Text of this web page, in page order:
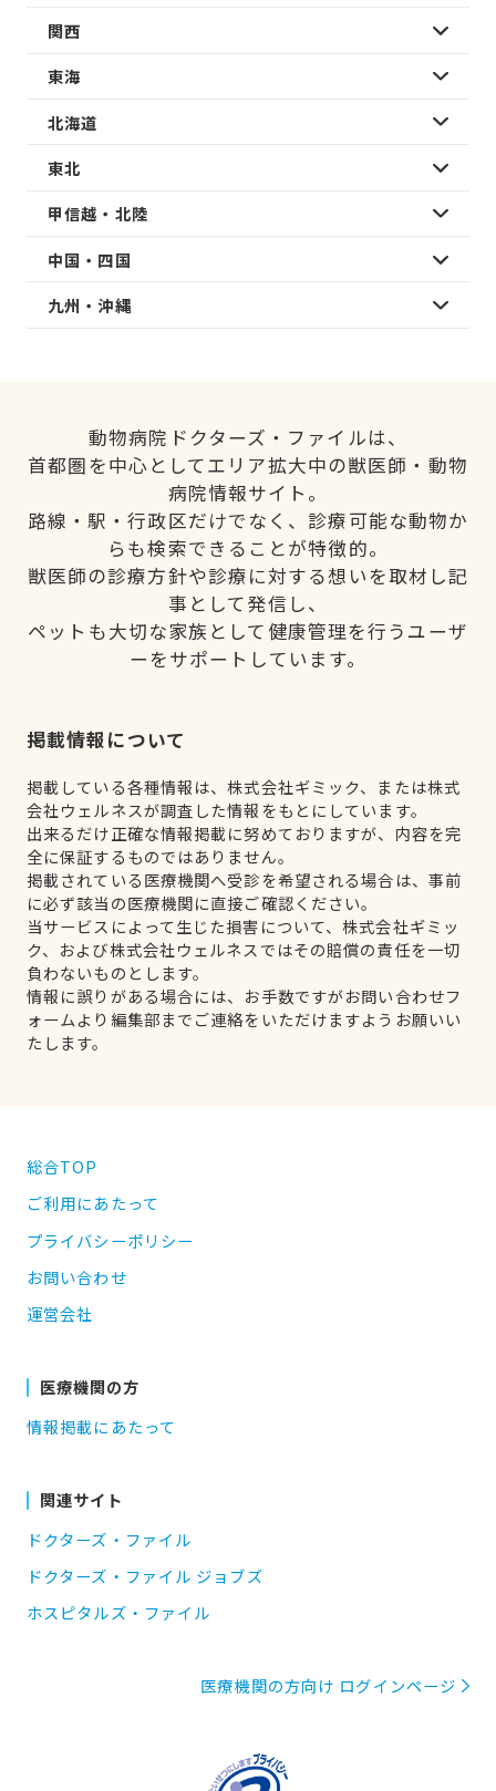
関西
東海
北海道
東北
甲信越・北陸
中国・四国
九州・沖縄
動物病院ドクターズ・ファイルは、
首都圏を中心としてエリア拡大中の獣医師・動物
病院情報サイト。
路線・駅・行政区だけでなく、診療可能な動物か
らも検索できることが特徴的。
獣医師の診療方針や診療に対する想いを取材し記
事として発信し、
ペットも大切な家族として健康管理を行うユーザ
ーをサポートしています。
掲載情報について
掲載している各種情報は、株式会社ギミック、または株式
会社ウェルネスが調査した情報をもとにしています。
出来るだけ正確な情報掲載に努めておりますが、内容を完
全に保証するものではありません。
掲載されている医療機関へ受診を希望される場合は、事前
に必ず該当の医療機関に直接ご確認ください。
当サービスによって生じた損害について、株式会社ギミッ
ク、および株式会社ウェルネスではその賠償の責任を一切
負わないものとします。
情報に誤りがある場合には、お手数ですがお問い合わせフ
ォームより編集部までご連絡をいただけますようお願いい
たします。
総合TOP
ご利用にあたって
プライバシーポリシー
お問い合わせ
運営会社
医療機関の方
情報掲載にあたって
関連サイト
ドクターズ・ファイル
ドクターズ・ファイル ジョブズ
ホスピタルズ・ファイル
医療機関の方向け ログインページ